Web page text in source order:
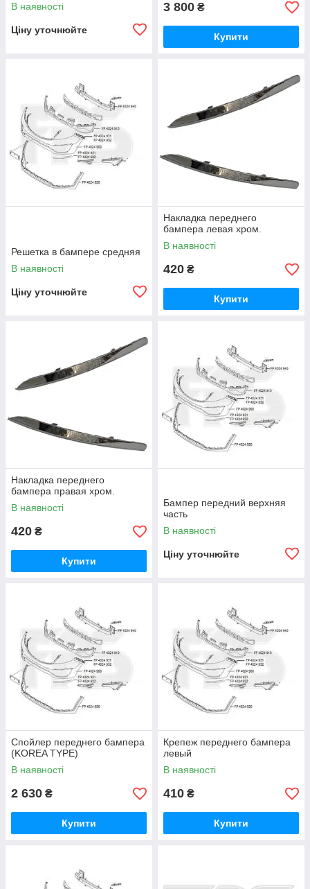
В наявності
Ціну уточнюйте
3 800 ₴
Купити
Решетка в бампере средняя
В наявності
Ціну уточнюйте
Накладка переднего
бампера левая хром.
В наявності
420 ₴
Купити
Накладка переднего
бампера правая хром.
В наявності
420 ₴
Купити
Бампер передний верхняя
часть
В наявності
Ціну уточнюйте
Спойлер переднего бампера
(KOREA TYPE)
В наявності
2 630 ₴
Купити
Крепеж переднего бампера
левый
В наявності
410 ₴
Купити